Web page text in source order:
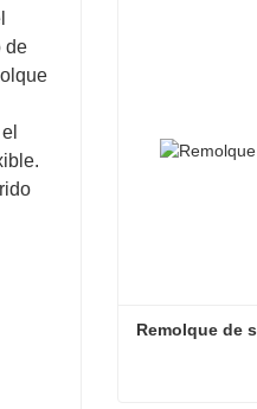
de
Remolque de